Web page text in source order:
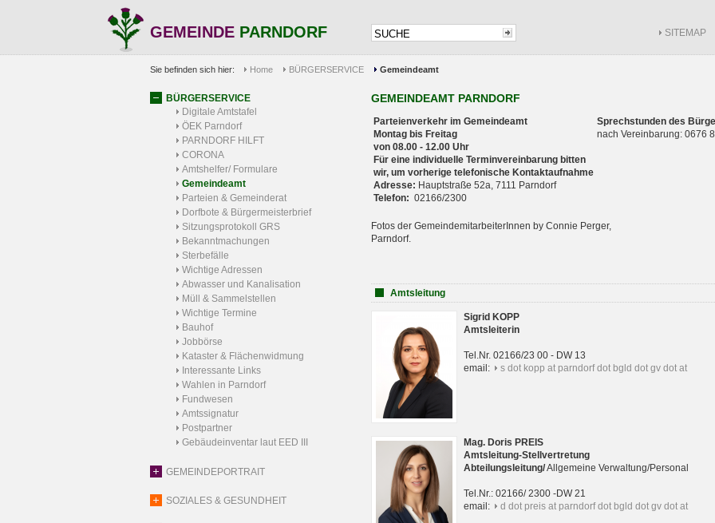
GEMEINDE PARNDORF SITEMAP
Sie befinden sich hier: Home BÜRGERSERVICE Gemeindeamt
BÜRGERSERVICE
Digitale Amtstafel
ÖEK Parndorf
PARNDORF HILFT
CORONA
Amtshelfer/ Formulare
Gemeindeamt
Parteien & Gemeinderat
Dorfbote & Bürgermeisterbrief
Sitzungsprotokoll GRS
Bekanntmachungen
Sterbefälle
Wichtige Adressen
Abwasser und Kanalisation
Müll & Sammelstellen
Wichtige Termine
Bauhof
Jobbörse
Kataster & Flächenwidmung
Interessante Links
Wahlen in Parndorf
Fundwesen
Amtssignatur
Postpartner
Gebäudeinventar laut EED III
GEMEINDEPORTRAIT
SOZIALES & GESUNDHEIT
GEMEINDEAMT PARNDORF
Parteienverkehr im Gemeindeamt
Montag bis Freitag
von 08.00 - 12.00 Uhr
Für eine individuelle Terminvereinbarung bitten
wir, um vorherige telefonische Kontaktaufnahme
Adresse: Hauptstraße 52a, 7111 Parndorf
Telefon: 02166/2300
Sprechstunden des
nach Vereinbarung: 0676
Fotos der GemeindemitarbeiterInnen by Connie Perger,
Parndorf.
Amtsleitung
Sigrid KOPP
Amtsleiterin
Tel.Nr. 02166/23 00 - DW 13
email:
s dot kopp at parndorf dot bgld dot gv dot at
Mag. Doris PREIS
Amtsleitung-Stellvertretung
Abteilungsleitung/Allgemeine Verwaltung/Personal
Tel.Nr.: 02166/ 2300 -DW 21
email:
d dot preis at parndorf dot bgld dot gv dot at